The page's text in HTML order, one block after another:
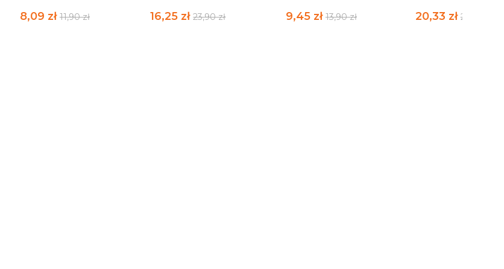
8,09 zł 11,90 zł 16,25 zł23,90 zł 9,45 zł 13,90 zł 20,33 zł 29,90 zł